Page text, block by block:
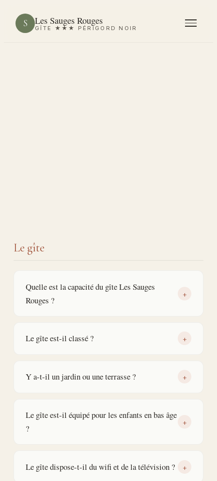
contenu
S Les Sauges Rouges
GÎTE ★★★ PÉRIGORD NOIR
Le gîte
Quelle est la capacité du gîte Les Sauges
Rouges ?
+
Le gîte est-il classé ? +
Y a-t-il un jardin ou une terrasse ? +
Le gîte est-il équipé pour les enfants en bas âge
?
+
Le gîte dispose-t-il du wifi et de la télévision ? +